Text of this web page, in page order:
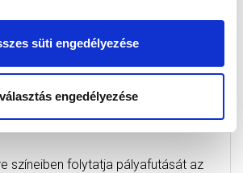
süti engedélyezése
engedélyezése
ELSŐ INTERJÚJA ÚJ
színeiben folytatja pályafutását az